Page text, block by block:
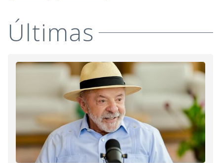
Últimas